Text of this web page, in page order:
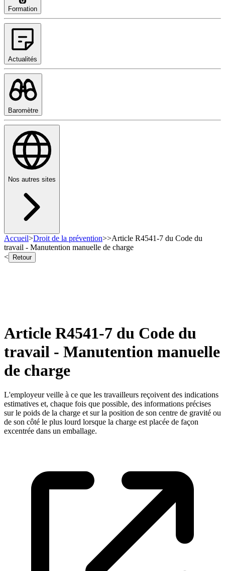
Formation
Actualités
Baromètre
Nos autres sites
Accueil>Droit de la prévention>>Article R4541-7 du Code du
travail - Manutention manuelle de charge
<
Retour
Article R4541-7 du Code du
travail - Manutention manuelle
de charge
L'employeur veille à ce que les travailleurs reçoivent des indications
estimatives et, chaque fois que possible, des informations précises
sur le poids de la charge et sur la position de son centre de gravité ou
de son côté le plus lourd lorsque la charge est placée de façon
excentrée dans un emballage.